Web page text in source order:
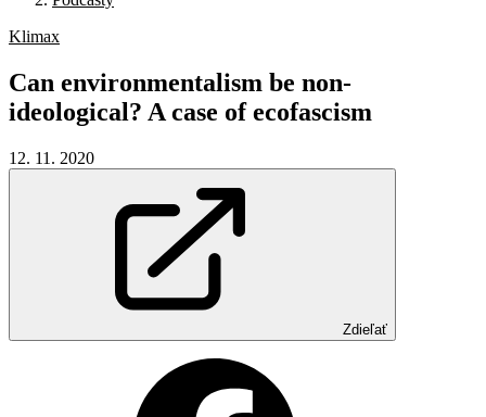
Klimax
Can environmentalism be non-
ideological? A case ofecofascism
12. 11. 2020
Zdieľať